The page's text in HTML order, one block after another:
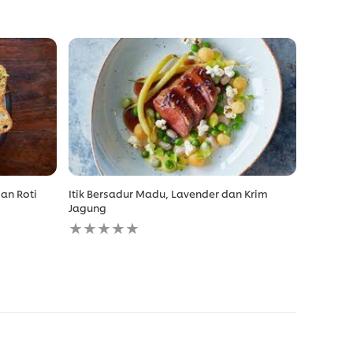
Roti
Itik Bersadur Madu, Lavender dan Krim
Jagung
No
ratings